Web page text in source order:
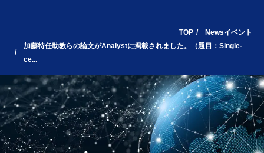
TOP
Newsイベント
加藤特任助教らの論文がAnalystに掲載されました。（題目：Single-
ce...